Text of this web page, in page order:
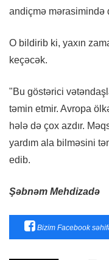
andiçmə mərasimində
O bildirib ki, yaxın
keçəcək.
"Bu göstərici
təmin etmir. Avropa
hələ də çox azdır.
yardım ala bilməsini
edib.
Şəbnəm Mehdizadə
Bizim Facebook